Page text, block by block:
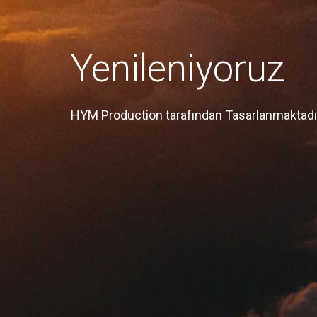
Yenileniyoruz
HYM Production tarafından